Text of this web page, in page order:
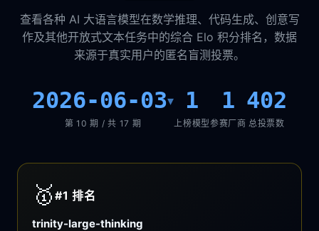
查看各种 AI 大语言模型在数学推理、代码生成、创意写
作及其他开放式文本任务中的综合 Elo 积分排名，数据
来源于真实用户的匿名盲测投票。
2026-06-03▾
第 10 期 / 共 17 期
1
上榜模型
1
参赛厂商
402
总投票数
🥇 #1排名
trinity-large-thinking